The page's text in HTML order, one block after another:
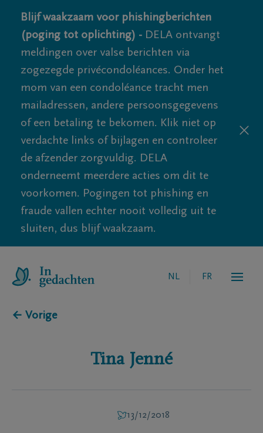
Blijf waakzaam voor phishingberichten
(poging tot oplichting) - DELA ontvangt
meldingen over valse berichten via
zogezegde privécondoléances. Onder het
mom van een condoléance tracht men
mailadressen, andere persoonsgegevens
of een betaling te bekomen. Klik niet op
verdachte links of bijlagen en controleer
de afzender zorgvuldig. DELA
onderneemt meerdere acties om dit te
voorkomen. Pogingen tot phishing en
fraude vallen echter nooit volledig uit te
sluiten, dus blijf waakzaam.
NL FR
← Vorige
Tina Jenné
13/12/2018